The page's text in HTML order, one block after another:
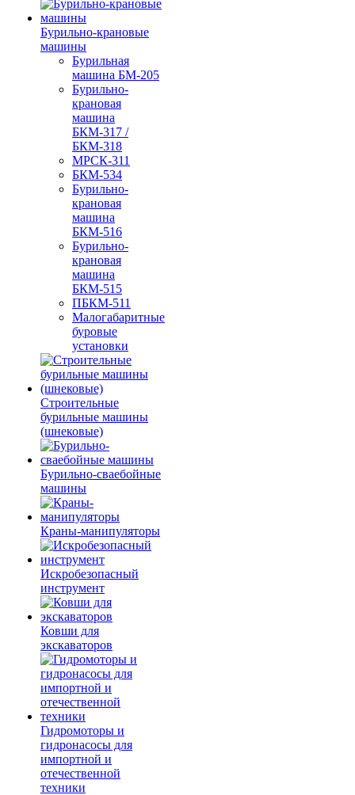
Бурильно-крановые
машины
Бурильная
машина БМ-205
Бурильно-
крановая
машина
БКМ-317 /
БКМ-318
МРСК-311
БКМ-534
Бурильно-
крановая
машина
БКМ-516
Бурильно-
крановая
машина
БКМ-515
ПБКМ-511
Малогабаритные
буровые
установки
Строительные
бурильные машины
(шнековые)
Бурильно-сваебойные
машины
Краны-манипуляторы
Искробезопасный
инструмент
Ковши для
экскаваторов
Гидромоторы и
гидронасосы для
импортной и
отечественной
техники